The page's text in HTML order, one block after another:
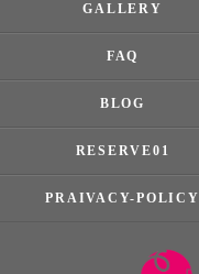
GALLERY
FAQ
BLOG
RESERVE01
PRAIVACY-POLICY